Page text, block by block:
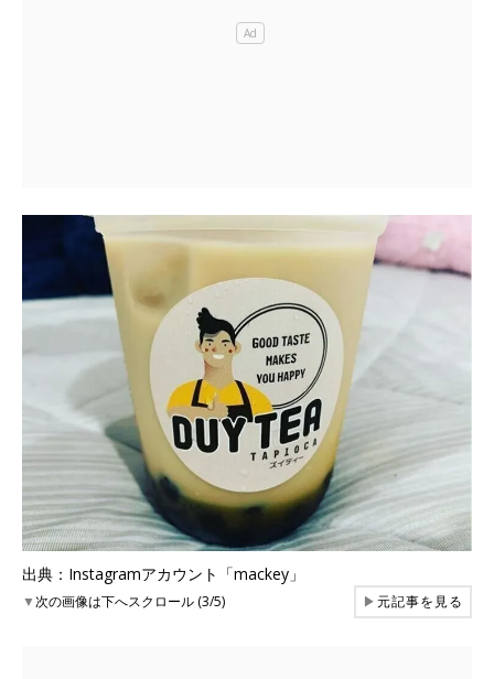
出典：Instagramアカウント「mackey」
▼次の画像は下へスクロール (3/5) ▶元記事を見る